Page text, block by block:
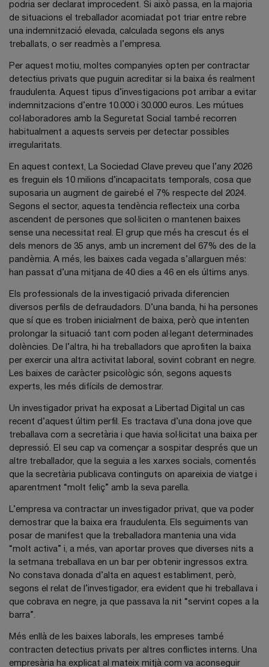
podria ser declarat improcedent. Si això passa, en la majoria
de situacions el treballador acomiadat pot triar entre rebre
una indemnització elevada, calculada segons els anys
treballats, o ser readmès a l’empresa.
Per aquest motiu, moltes companyies opten per contractar
detectius privats que puguin acreditar si la baixa és realment
fraudulenta. Aquest tipus d’investigacions pot arribar a evitar
indemnitzacions d’entre 10.000 i 30.000 euros. Les mútues
col·laboradores amb la Seguretat Social també recorren
habitualment a aquests serveis per detectar possibles
irregularitats.
En aquest context, La Sociedad Clave preveu que l’any 2026
es freguin els 10 milions d’incapacitats temporals, cosa que
suposaria un augment de gairebé el 7% respecte del 2024.
Segons el sector, aquesta tendència reflecteix una corba
ascendent de persones que sol·liciten o mantenen baixes
sense una necessitat real. El grup que més ha crescut és el
dels menors de 35 anys, amb un increment del 67% des de la
pandèmia. A més, les baixes cada vegada s’allarguen més:
han passat d’una mitjana de 40 dies a 46 en els últims anys.
Els professionals de la investigació privada diferencien
diversos perfils de defraudadors. D’una banda, hi ha persones
que sí que es troben inicialment de baixa, però que intenten
prolongar la situació tant com poden al·legant determinades
dolències. De l’altra, hi ha treballadors que aprofiten la baixa
per exercir una altra activitat laboral, sovint cobrant en negre.
Les baixes de caràcter psicològic són, segons aquests
experts, les més difícils de demostrar.
Un investigador privat ha exposat a Libertad Digital un cas
recent d’aquest últim perfil. Es tractava d’una dona jove que
treballava com a secretària i que havia sol·licitat una baixa per
depressió. El seu cap va començar a sospitar després que un
altre treballador, que la seguia a les xarxes socials, comentés
que la secretària publicava continguts on apareixia de viatge i
aparentment “molt feliç” amb la seva parella.
L’empresa va contractar un investigador privat, que va poder
demostrar que la baixa era fraudulenta. Els seguiments van
posar de manifest que la treballadora mantenia una vida
“molt activa” i, a més, van aportar proves que diverses nits a
la setmana treballava en un bar per obtenir ingressos extra.
No constava donada d’alta en aquest establiment, però,
segons el relat de l’investigador, era evident que hi treballava i
que cobrava en negre, ja que passava la nit “servint copes a la
barra”.
Més enllà de les baixes laborals, les empreses també
contracten detectius privats per altres conflictes interns. Una
empresària ha explicat al mateix mitjà com va aconseguir